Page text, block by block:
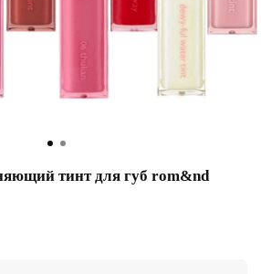
тинт для губ rom&nd